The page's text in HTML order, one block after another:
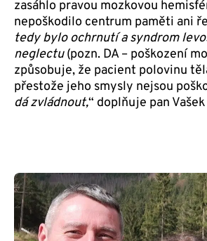
zasáhlo pravou mozkovou
nepoškodilo centrum paměti ani
tedy bylo ochrnutí a syndrom
neglectu(pozn. DA – poškození
způsobuje, že pacient polovinu
přestože jeho smysly nejsou
dá zvládnout,“ doplňuje pan